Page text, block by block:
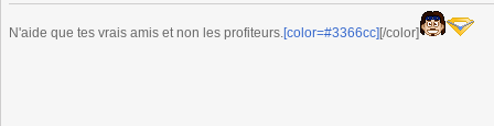
N'aide que tes vrais amis et non les profiteurs.[color=#3366cc] [/color]